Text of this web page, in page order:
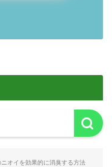
オイを効果的に消臭する方法